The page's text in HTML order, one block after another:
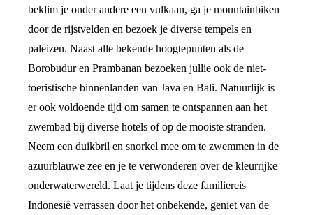
beklim je onder andere een vulkaan, ga je mountainbiken
door de rijstvelden en bezoek je diverse tempels en
paleizen. Naast alle bekende hoogtepunten als de
Borobudur en Prambanan bezoeken jullie ook de niet-
toeristische binnenlanden van Java en Bali. Natuurlijk is
er ook voldoende tijd om samen te ontspannen aan het
zwembad bij diverse hotels of op de mooiste stranden.
Neem een duikbril en snorkel mee om te zwemmen in de
azuurblauwe zee en je te verwonderen over de kleurrijke
onderwaterwereld. Laat je tijdens deze familiereis
Indonesië verrassen door het onbekende, geniet van de